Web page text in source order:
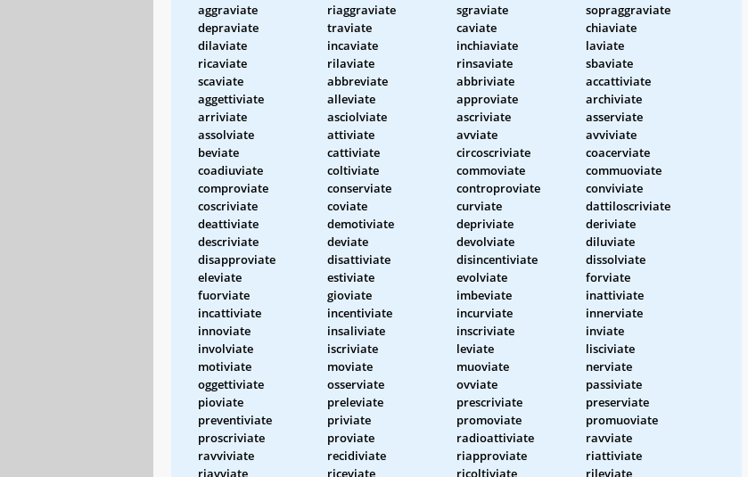
aggraviate riaggraviate sgraviate
sopraggraviate
depraviate
traviate caviate
chiaviate
dilaviate
incaviate inchiaviate
laviate
ricaviate
rilaviate rinsaviate
sbaviate
scaviate
abbreviate abbriviate
accattiviate
aggettiviate
alleviate approviate
archiviate
arriviate
asciolviate ascriviate
asserviate
assolviate
attiviate avviate
avviviate
beviate
cattiviate circoscriviate
coacerviate
coadiuviate
coltiviate commoviate
commuoviate
comproviate
conserviate controproviate
conviviate
coscriviate
coviate curviate
dattiloscriviate
deattiviate
demotiviate depriviate
deriviate
descriviate
deviate devolviate
diluviate
disapproviate
disattiviate disincentiviate
dissolviate
eleviate
estiviate evolviate
forviate
fuorviate
gioviate imbeviate
inattiviate
incattiviate
incentiviate incurviate
innerviate
innoviate
insaliviate inscriviate
inviate
involviate
iscriviate leviate
lisciviate
motiviate
moviate muoviate
nerviate
oggettiviate
osserviate ovviate
passiviate
pioviate
preleviate prescriviate
preserviate
preventiviate
priviate promoviate
promuoviate
proscriviate
proviate radioattiviate
ravviate
ravviviate
recidiviate riapproviate
riattiviate
riavviate
riceviate ricoltiviate
rileviate